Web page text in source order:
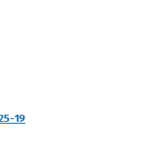
19